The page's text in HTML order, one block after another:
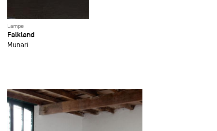
Lampe
Falkland
Munari